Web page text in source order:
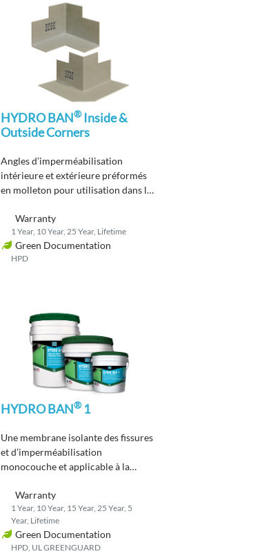
HYDRO BAN®Inside &
Outside Corners
Angles d’imperméabilisation
intérieure et extérieure préformés
en molleton pour utilisation dans les
Warranty
1 Year, 10 Year, 25 Year, Lifetime
Green Documentation
HPD
HYDRO BAN®1
Une membrane isolante des fissures
et d’imperméabilisation
monocouche et applicable à la
procéder à l’essai d’inondation
heuresseulement après le
durcissement.
Warranty
1 Year, 10 Year, 15 Year, 25 Year, 5
Year, Lifetime
Green Documentation
HPD, UL GREENGUARD